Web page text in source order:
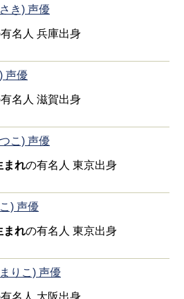
き) 声優
名人 兵庫出身
声優
名人 滋賀出身
こ) 声優
まれの有名人 東京出身
) 声優
まれの有名人 東京出身
りこ) 声優
名人 大阪出身